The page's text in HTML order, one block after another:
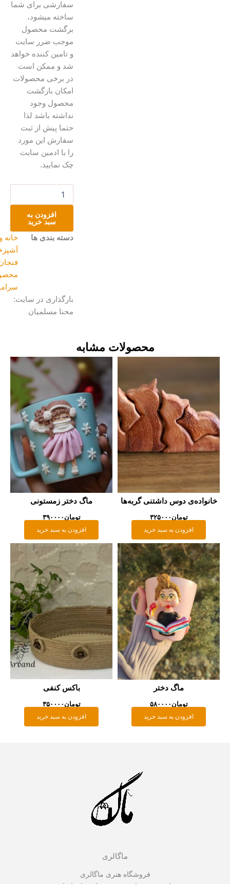
سفارشی برای شما
ساخته میشود،
برگشت محصول
موجب ضرر سایت
و تامین کننده خواهد
شد و ممکن است
در برخی محصولات
امکان بازگشت
محصول وجود
نداشته باشد لذا
حتما پیش از ثبت
سفارش این مورد
را با ادمین سایت
چک نمایید.
افزودن به
سبد خرید
دسته بندی ها
خانه و
آشپزخانه ,
فنجان,
محصولات
سرامیکی
بارگذاری در سایت:
محنا مسلمیان
محصولات مشابه
دوس داشتنی گربه‌ها
تومان۳۲۵۰۰۰
افزودن به سبد خرید
ماگ دختر زمستونی
تومان۳۹۰۰۰۰
افزودن به سبد خرید
ماگ دختر
تومان۵۸۰۰۰۰
افزودن به سبد خرید
باکس کنفی
تومان۳۵۰۰۰۰
افزودن به سبد خرید
ماگالری
فروشگاه هنری ماگالری